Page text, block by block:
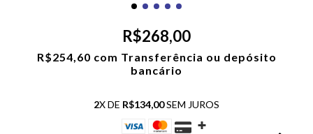
R$268,00
R$254,60 com Transferência ou depósito
bancário
2X DE R$134,00SEM JUROS